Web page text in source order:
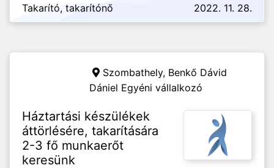
Takarító, takarítónő 2022. 11. 28.
Szombathely, Benkő Dávid
Dániel Egyéni vállalkozó
Háztartási készülékek
áttörlésére, takarítására
2-3 fő munkaerőt
keresünk